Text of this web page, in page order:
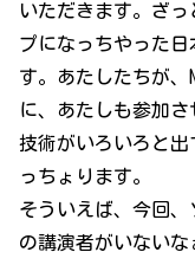
いただきます。ざ
プになっちやった日
す。あたしたちが、
に、あたしも参加
技術がいろいろと
っちょります。
そういえば、今回
の講演者がいない